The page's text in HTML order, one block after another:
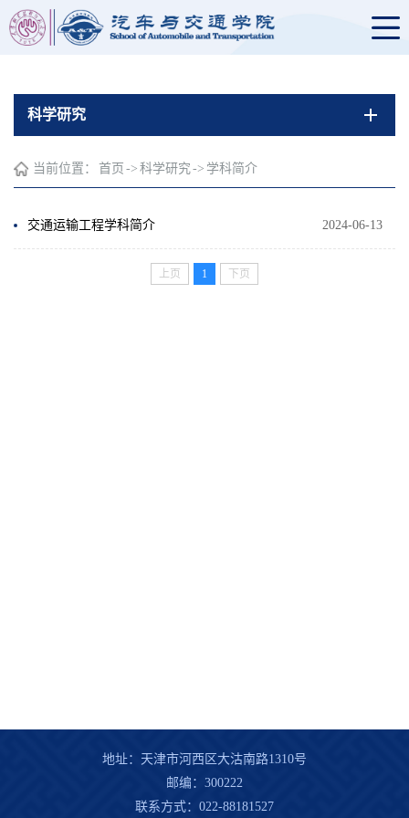
科学研究
当前位置： 首页 -> 科学研究-> 学科简介
2024-06-13
交通运输工程学科简介
上页 1 下页
地址：天津市河西区大沽南路1310号
邮编：300222
联系方式：022-88181527